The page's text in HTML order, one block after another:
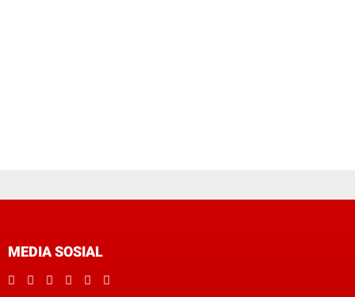
MEDIA SOSIAL